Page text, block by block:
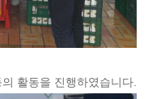
활동을 진행하였습니다.